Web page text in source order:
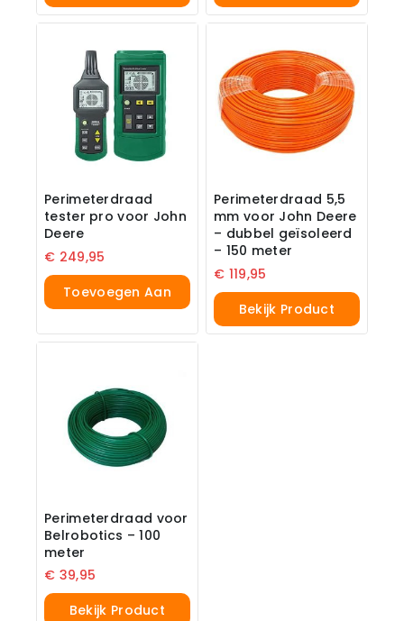
Perimeterdraad
tester pro voor John
Deere
€ 249,95
Toevoegen Aan
Perimeterdraad 5,5
mm voor John Deere
– dubbel geïsoleerd
– 150 meter
€ 119,95
Bekijk Product
Perimeterdraad voor
Belrobotics – 100
meter
€ 39,95
Bekijk Product